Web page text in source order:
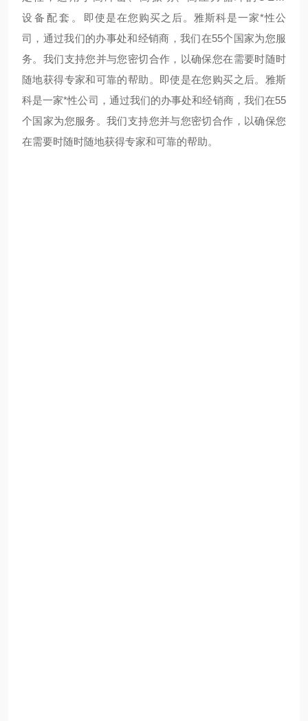
设备配套。 即使是在您购买之后。雅斯科是一家*性公
司，通过我们的办事处和经销商，我们在55个国家为您服
务。我们支持您并与您密切合作，以确保您在需要时随时
随地获得专家和可靠的帮助。 即使是在您购买之后。雅斯
科是一家*性公司，通过我们的办事处和经销商，我们在55
个国家为您服务。我们支持您并与您密切合作，以确保您
在需要时随时随地获得专家和可靠的帮助。